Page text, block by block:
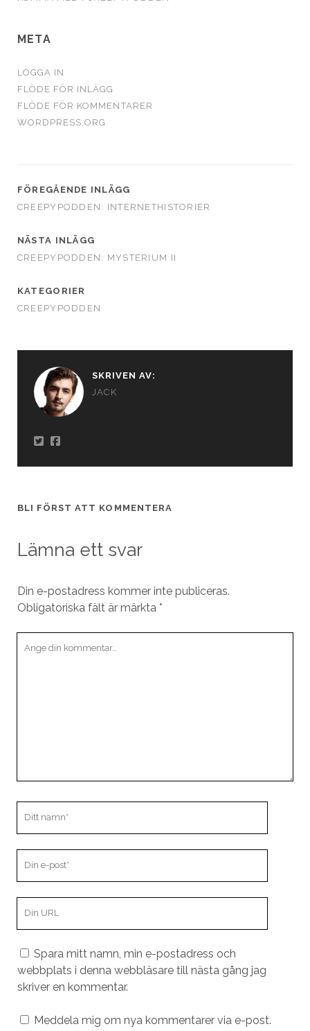
META
LOGGA IN
FLÖDE FÖR INLÄGG
FLÖDE FÖR KOMMENTARER
WORDPRESS.ORG
FÖREGÅENDE INLÄGG
CREEPYPODDEN: INTERNETHISTORIER
NÄSTA INLÄGG
CREEPYPODDEN: MYSTERIUM II
KATEGORIER
CREEPYPODDEN
SKRIVEN AV:
JACK
BLI FÖRST ATT KOMMENTERA
Lämna ett svar
Din e-postadress kommer inte publiceras.
Obligatoriska fält är märkta *
kommentar
Spara mitt namn, min e-postadress och
webbplats i denna webbläsare till nästa gång jag
skriver en kommentar.
Meddela mig om nya kommentarer via e-post.